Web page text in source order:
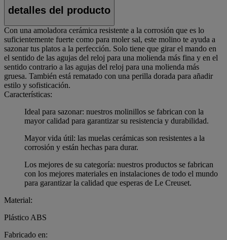
detalles del producto
Con una amoladora cerámica resistente a la corrosión que es lo
suficientemente fuerte como para moler sal, este molino te ayuda a
sazonar tus platos a la perfección. Solo tiene que girar el mando en
el sentido de las agujas del reloj para una molienda más fina y en el
sentido contrario a las agujas del reloj para una molienda más
gruesa. También está rematado con una perilla dorada para añadir
estilo y sofisticación.
Características:
Ideal para sazonar: nuestros molinillos se fabrican con la
mayor calidad para garantizar su resistencia y durabilidad.
Mayor vida útil: las muelas cerámicas son resistentes a la
corrosión y están hechas para durar.
Los mejores de su categoría: nuestros productos se fabrican
con los mejores materiales en instalaciones de todo el mundo
para garantizar la calidad que esperas de Le Creuset.
Material:
Plástico ABS
Fabricado en: